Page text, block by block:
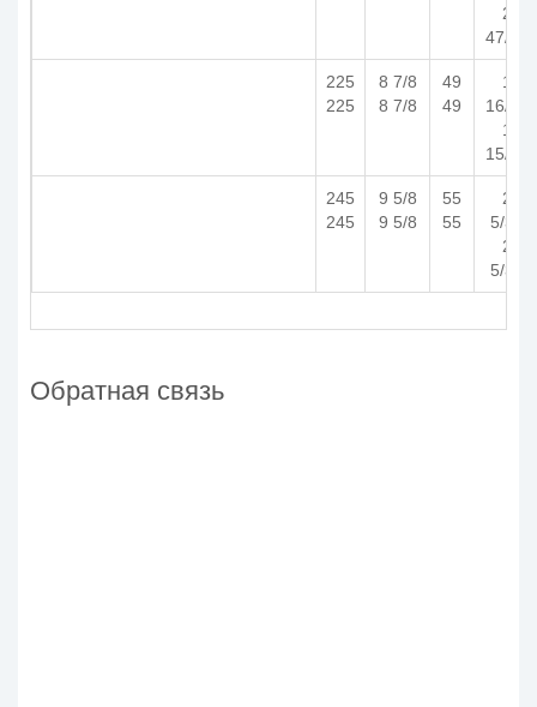
2
47/64
225
225
8 7/8
8 7/8
49
49
1
16/15
1
15/16
245
245
9 5/8
9 5/8
55
55
2
5/32
2
5/32
Обратная связь